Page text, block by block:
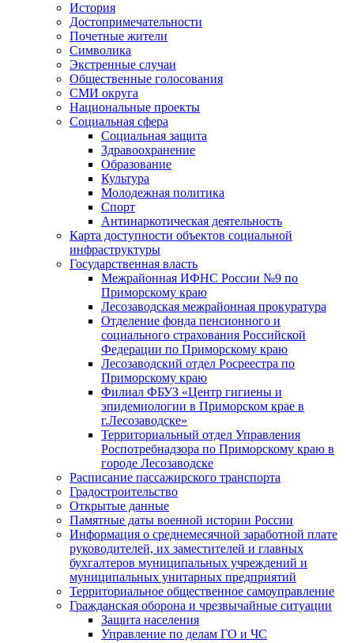
История
Достопримечательности
Почетные жители
Символика
Экстренные случаи
Общественные голосования
СМИ округа
Национальные проекты
Социальная сфера
Социальная защита
Здравоохранение
Образование
Культура
Молодежная политика
Спорт
Антинаркотическая деятельность
Карта доступности объектов социальной
инфраструктуры
Государственная власть
Межрайонная ИФНС России №9 по
Приморскому краю
Лесозаводская межрайонная прокуратура
Отделение фонда пенсионного и
социального страхования Российской
Федерации по Приморскому краю
Лесозаводский отдел Росреестра по
Приморскому краю
Филиал ФБУЗ «Центр гигиены и
эпидемиологии в Приморском крае в
г.Лесозаводске»
Территориальный отдел Управления
Роспотребнадзора по Приморскому краю в
городе Лесозаводске
Расписание пассажирского транспорта
Градостроительство
Открытые данные
Памятные даты военной истории России
Информация о среднемесячной заработной плате
руководителей, их заместителей и главных
бухгалтеров муниципальных учреждений и
муниципальных унитарных предприятий
Территориальное общественное самоуправление
Гражданская оборона и чрезвычайные ситуации
Защита населения
Управление по делам ГО и ЧС